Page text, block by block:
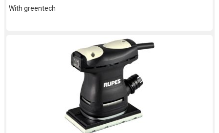
With greentech